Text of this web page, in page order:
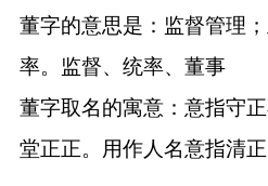
董字的意思是：监督管理
率。监督、统率、董事
董字取名的寓意：意指守
堂正正。用作人名意指清